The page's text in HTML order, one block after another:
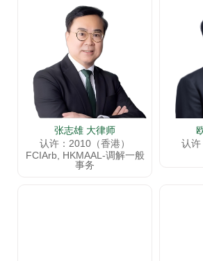
张志雄 大律师
认许：2010（香港）
FCIArb, HKMAAL-调解一般
事务
认许